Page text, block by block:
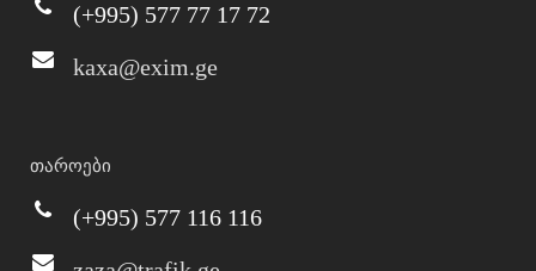
(+995) 577 77 17 72
kaxa@exim.ge
თაროები
(+995) 577 116 116